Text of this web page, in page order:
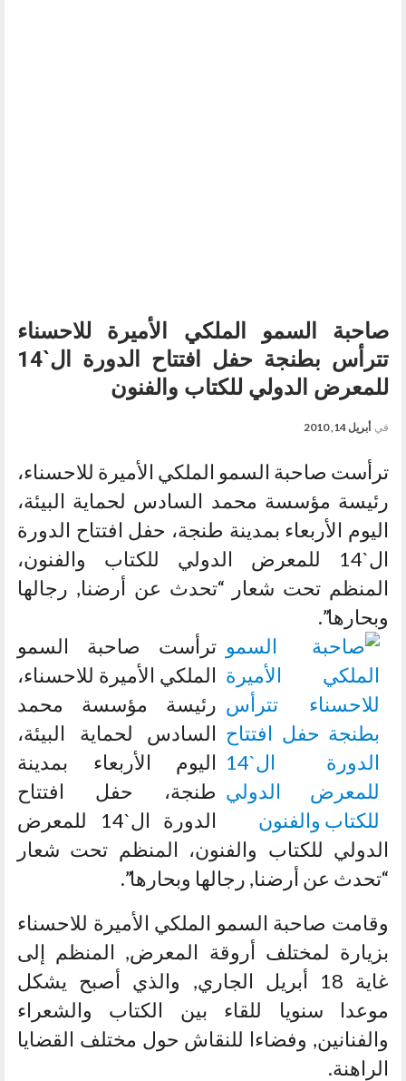
صاحبة السمو الملكي الأميرة للاحسناء
تترأس بطنجة حفل افتتاح الدورة ال`14
للمعرض الدولي للكتاب والفنون
في أبريل 14, 2010
ترأست صاحبة السمو الملكي الأميرة للاحسناء،
رئيسة مؤسسة محمد السادس لحماية البيئة،
اليوم الأربعاء بمدينة طنجة، حفل افتتاح الدورة
ال`14 للمعرض الدولي للكتاب والفنون،
المنظم تحت شعار “تحدث عن أرضنا, رجالها
وبحارها”.
ترأست صاحبة السمو
الملكي الأميرة للاحسناء،
رئيسة مؤسسة محمد
السادس لحماية البيئة،
اليوم الأربعاء بمدينة
طنجة، حفل افتتاح
الدورة ال`14 للمعرض
الدولي للكتاب والفنون، المنظم تحت شعار
“تحدث عن أرضنا, رجالها وبحارها”.
وقامت صاحبة السمو الملكي الأميرة للاحسناء
بزيارة لمختلف أروقة المعرض, المنظم إلى
غاية 18 أبريل الجاري, والذي أصبح يشكل
موعدا سنويا للقاء بين الكتاب والشعراء
والفنانين, وفضاءا للنقاش حول مختلف القضايا
الراهنة.